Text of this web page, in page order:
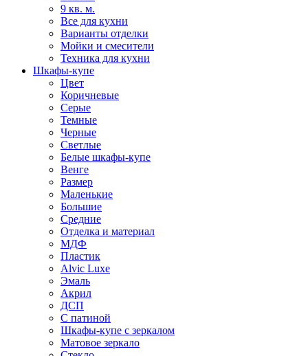
9 кв. м.
Все для кухни
Варианты отделки
Мойки и смесители
Техника для кухни
Шкафы-купе
Цвет
Коричневые
Серые
Темные
Черные
Светлые
Белые шкафы-купе
Венге
Размер
Маленькие
Большие
Средние
Отделка и материал
МДФ
Пластик
Alvic Luxe
Эмаль
Акрил
ДСП
С патиной
Шкафы-купе с зеркалом
Матовое зеркало